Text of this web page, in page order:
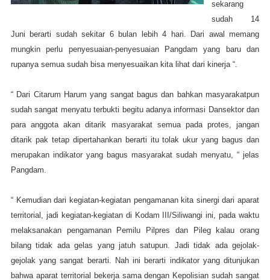
sekarang
sudah 14
Juni berarti sudah sekitar 6 bulan lebih 4 hari. Dari awal memang
mungkin perlu penyesuaian-penyesuaian Pangdam yang baru dan
rupanya semua sudah bisa menyesuaikan kita lihat dari kinerja “.
“ Dari Citarum Harum yang sangat bagus dan bahkan masyarakatpun
sudah sangat menyatu terbukti begitu adanya informasi Dansektor dan
para anggota akan ditarik masyarakat semua pada protes, jangan
ditarik pak tetap dipertahankan berarti itu tolak ukur yang bagus dan
merupakan indikator yang bagus masyarakat sudah menyatu, “ jelas
Pangdam.
“ Kemudian dari kegiatan-kegiatan pengamanan kita sinergi dari aparat
territorial, jadi kegiatan-kegiatan di Kodam III/Siliwangi ini, pada waktu
melaksanakan pengamanan Pemilu Pilpres dan Pileg kalau orang
bilang tidak ada gelas yang jatuh satupun. Jadi tidak ada gejolak-
gejolak yang sangat berarti. Nah ini berarti indikator yang ditunjukan
bahwa aparat territorial bekerja sama dengan Kepolisian sudah sangat